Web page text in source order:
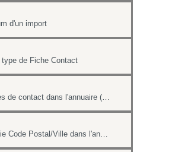
d'un import
type de Fiche Contact